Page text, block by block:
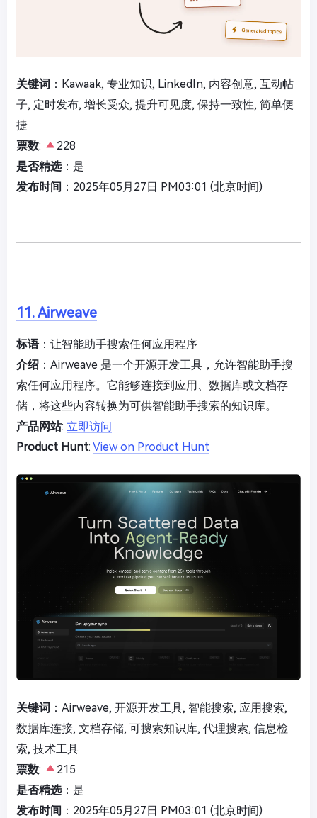
关键词 ：Kawaak, 专业知识, LinkedIn, 内容创意, 互动帖
子, 定时发布, 增长受众, 提升可见度, 保持一致性, 简单便
捷
票数:
228
是否精选：是
发布时间 ：2025年05月27日 PM03:01 (北京时间)
11. Airweave
标语：让智能助手搜索任何应用程序
介绍 ：Airweave 是一个开源开发工具，允许智能助手搜
索任何应用程序。它能够连接到应用、数据库或文档存
储，将这些内容转换为可供智能助手搜索的知识库。
产品网站: 立即访问
Product Hunt: View on Product Hunt
关键词 ：Airweave, 开源开发工具, 智能搜索, 应用搜索,
数据库连接, 文档存储, 可搜索知识库, 代理搜索, 信息检
索, 技术工具
票数:
215
是否精选：是
发布时间 ：2025年05月27日 PM03:01 (北京时间)